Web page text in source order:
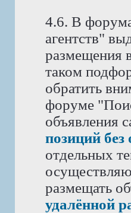
4.6. В
агентств"
размещения
таком
обратить
форуме
объявления
позиций
отдельных
размещать
удалённой